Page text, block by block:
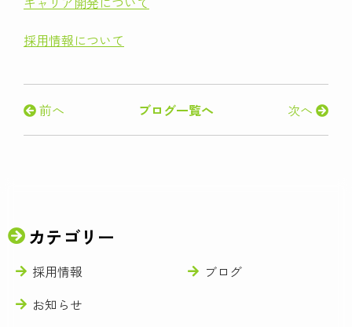
採用情報について
前へ 次へ
ブログ一覧へ
カテゴリー
採用情報
ブログ
お知らせ